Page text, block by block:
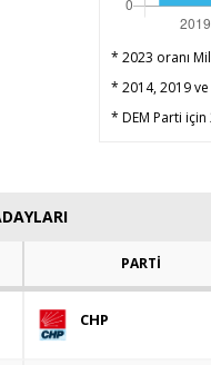
* 2023 oranı
* 2014, 2019
* DEM Parti için
PARTİ
CHP